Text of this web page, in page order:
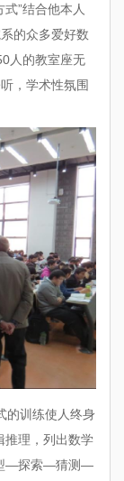
”结合他本人
的众多爱好数
人的教室座无
，学术性氛围
的训练使人终身
推理，列出数学
型—探索—猜测—